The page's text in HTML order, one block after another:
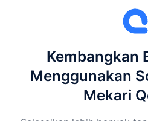
Kembangkan
Menggunakan
Mekari